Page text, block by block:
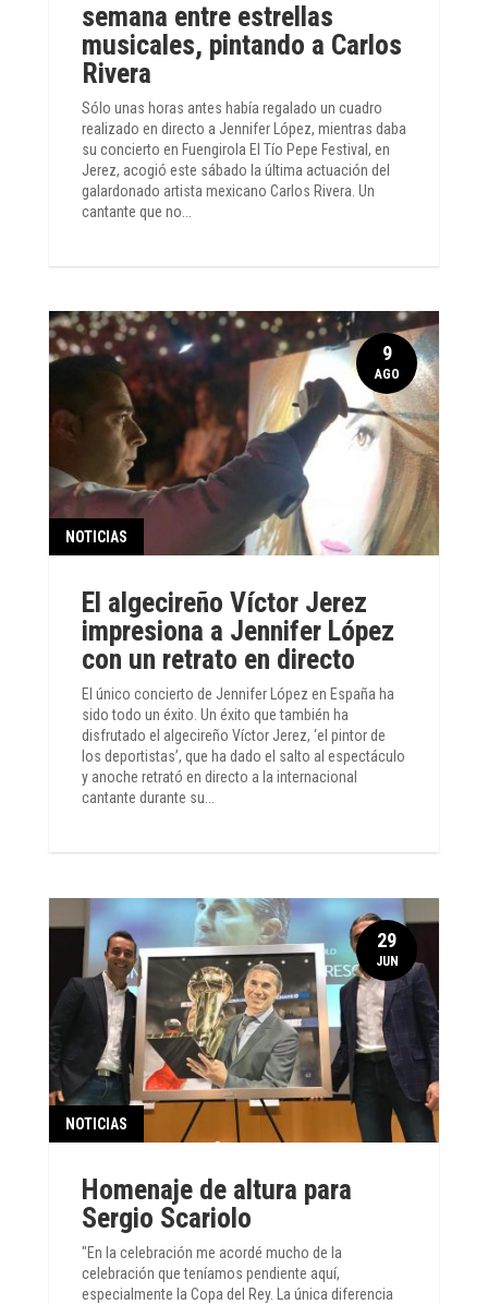
semana entre estrellas
musicales, pintando a Carlos
Rivera
Sólo unas horas antes había regalado un cuadro
realizado en directo a Jennifer López, mientras daba
su concierto en Fuengirola El Tío Pepe Festival, en
Jerez, acogió este sábado la última actuación del
galardonado artista mexicano Carlos Rivera. Un
cantante que no...
El algecireño Víctor Jerez
impresiona a Jennifer López
con un retrato en directo
NOTICIAS
El único concierto de Jennifer López en España ha
sido todo un éxito. Un éxito que también ha
disfrutado el algecireño Víctor Jerez, ‘el pintor de
los deportistas’, que ha dado el salto al espectáculo
y anoche retrató en directo a la internacional
cantante durante su...
9
AGO
Homenaje de altura para
Sergio Scariolo
NOTICIAS
"En la celebración me acordé mucho de la
celebración que teníamos pendiente aquí,
especialmente la Copa del Rey. La única diferencia
29
JUN